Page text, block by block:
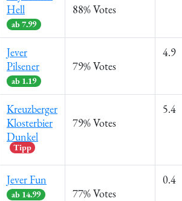
Hell
ab 7.99
88% Votes
Jever
Pilsener
ab 1.19
79% Votes
4.9
Kreuzberger
Klosterbier
Dunkel
Tipp
79% Votes
5.4
Jever Fun
ab 14.99 77% Votes
0.4